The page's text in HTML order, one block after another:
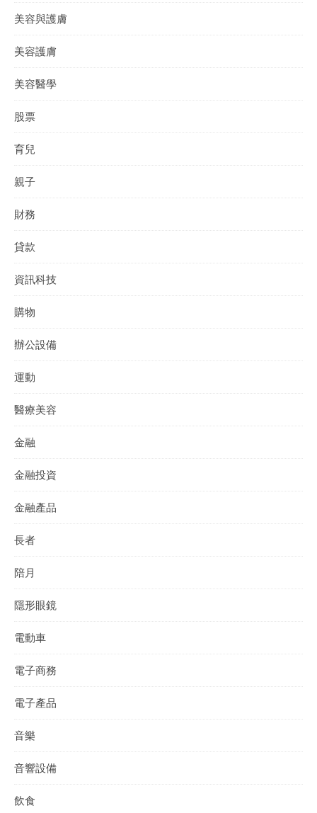
美容與護膚
美容護膚
美容醫學
股票
育兒
親子
財務
貸款
資訊科技
購物
辦公設備
運動
醫療美容
金融
金融投資
金融產品
長者
陪月
隱形眼鏡
電動車
電子商務
電子產品
音樂
音響設備
飲食